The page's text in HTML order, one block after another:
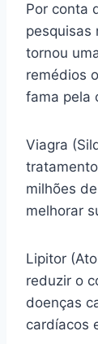
Por conta
pesquisas
tornou
remédios
fama pela
Viagra
milhões
melhorar
Lipitor
reduzir o
doenças
cardíacos